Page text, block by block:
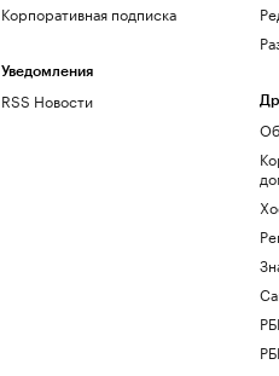
Корпоративная подписка
Уведомления
RSS Новости